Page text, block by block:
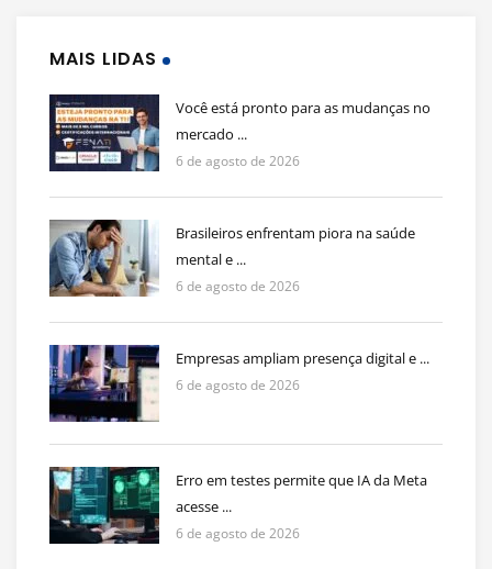
MAIS LIDAS
Você está pronto para as mudanças no
mercado ...
6 de agosto de 2026
Brasileiros enfrentam piora na saúde
mental e ...
6 de agosto de 2026
Empresas ampliam presença digital e ...
6 de agosto de 2026
Erro em testes permite que IA da Meta
acesse ...
6 de agosto de 2026